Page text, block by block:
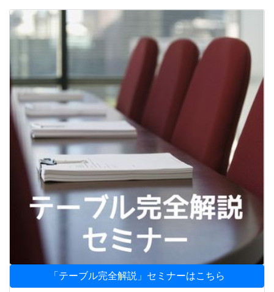
「テーブル完全解説」セミナーはこちら